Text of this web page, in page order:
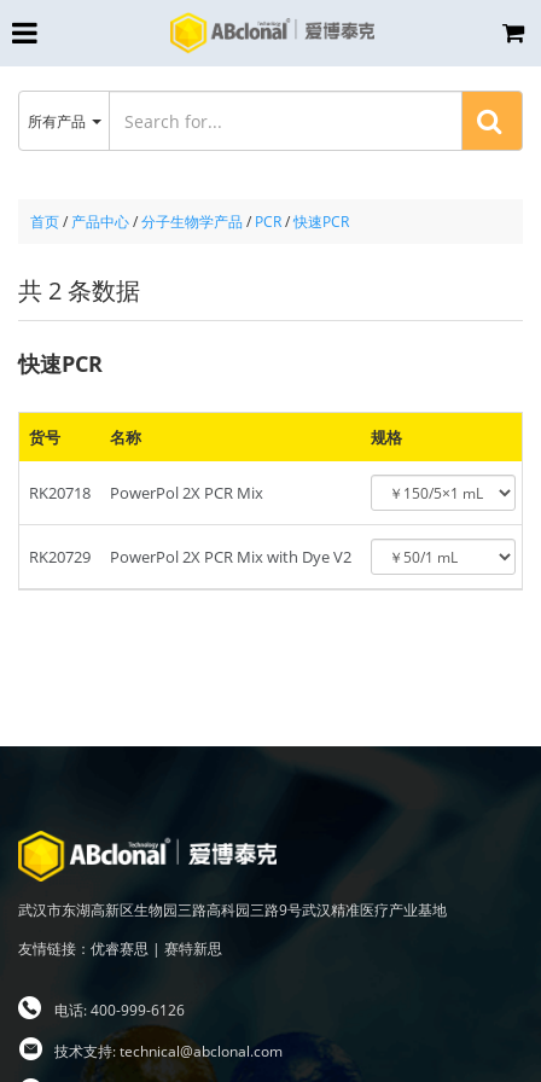
首页/ 产品中心/分子生物学产品/ PCR/快速PCR
共 2 条数据
快速PCR
货号 名称 规格
RK20718 PowerPol 2X PCR Mix
RK20729 PowerPol 2X PCR Mix with Dye V2
所有产品
武汉市东湖高新区生物园三路高科园三路9号武汉精准医疗产业基地
友情链接： 优睿赛思 | 赛特新思
电话: 400-999-6126
技术支持:technical@abclonal.com